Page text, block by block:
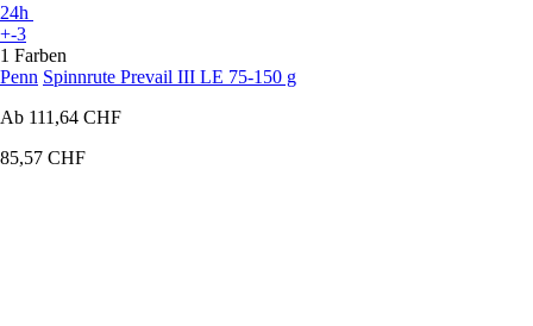
24h
+-3
1 Farben
Penn Spinnrute Prevail III LE 75-150 g
Ab 111,64 CHF
85,57 CHF